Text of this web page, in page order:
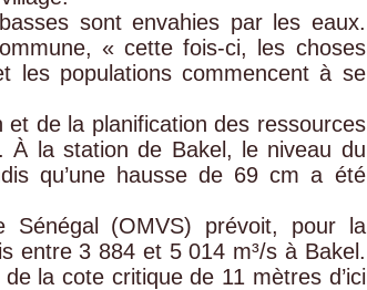
sont envahies par les eaux.
« cette fois-ci, les choses
les populations commencent à se
de la planification des ressources
À la station de Bakel, le niveau du
qu’une hausse de 69 cm a été
Sénégal (OMVS) prévoit, pour la
entre 3 884 et 5 014 m³/s à Bakel.
la cote critique de 11 mètres d’ici